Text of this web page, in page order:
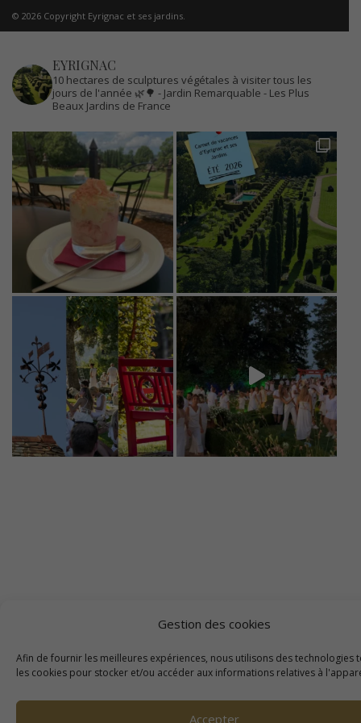
Gestion des cookies
Afin de fournir les meilleures expériences, nous utilisons des technologies
les cookies pour stocker et/ou accéder aux informations relatives à
Accepter
© 2026 Copyright Eyrignac et ses jardins.
EYRIGNAC
10 hectares de sculptures végétales à visiter tous les
jours de l'année 🌿🌳 - Jardin Remarquable - Les Plus
Beaux Jardins de France